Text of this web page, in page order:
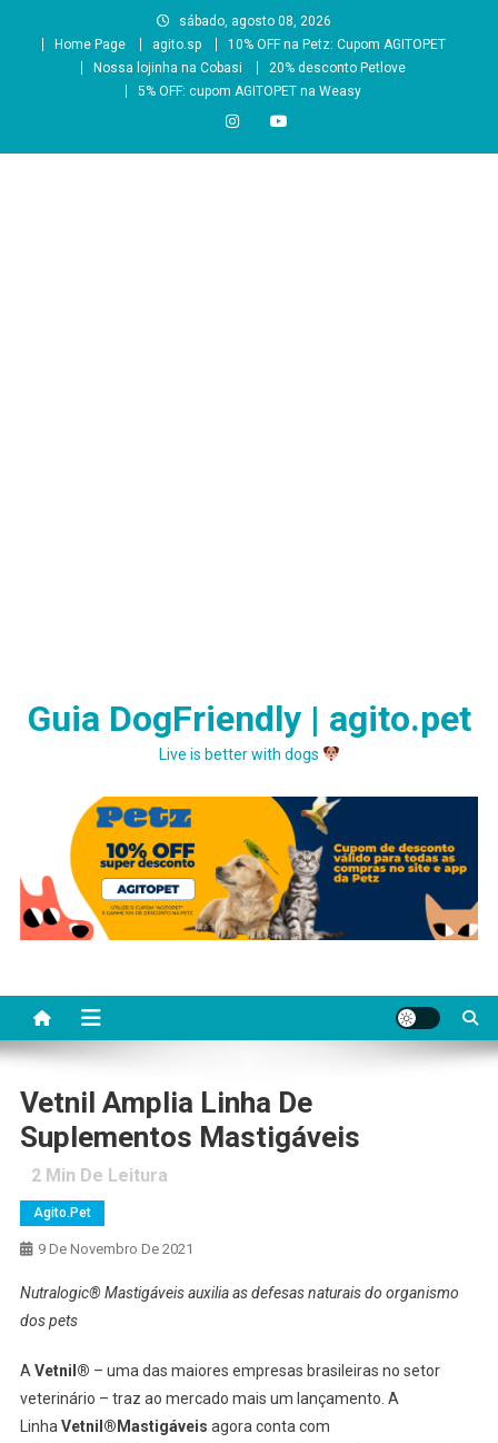
sábado, agosto 08, 2026
Home Page
agito.sp
10% OFF na Petz: Cupom AGITOPET
Nossa lojinha na Cobasi
20% desconto Petlove
5% OFF: cupom AGITOPET na Weasy
Guia DogFriendly | agito.pet
Live is better with dogs
Vetnil Amplia Linha De
Suplementos Mastigáveis
2Min De Leitura
Agito.pet
9 De Novembro De 2021
Nutralogic® Mastigáveis auxilia as defesas naturais do organismo
dos pets
A Vetnil® – uma das maiores empresas brasileiras no setor
veterinário – traz ao mercado mais um lançamento. A
Linha Vetnil® Mastigáveis agora conta com